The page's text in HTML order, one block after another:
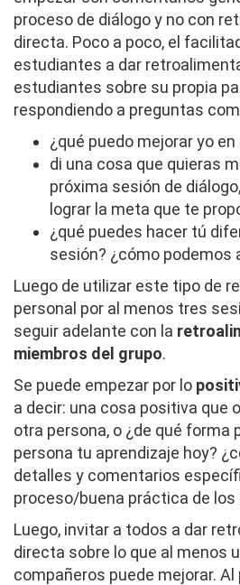
proceso de diálogo y no con
directa. Poco a poco, el
estudiantes a dar
estudiantes sobre su propia
respondiendo a preguntas
¿qué puedo mejorar yo
di una cosa que quieras
próxima sesión de
lograr la meta que te
¿qué puedes hacer tú
sesión? ¿cómo podemos
Luego de utilizar este tipo de
personal por al menos tres
seguir adelante con la
miembros del grupo.
Se puede empezar por lo
a decir: una cosa positiva que
otra persona, o ¿de qué forma
persona tu aprendizaje hoy?
detalles y comentarios
proceso/buena práctica de
Luego, invitar a todos a dar
directa sobre lo que al menos
compañeros puede mejorar.